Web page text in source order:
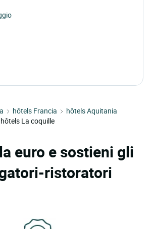
hôtels Francia
hôtels Aquitania
hôtels La coquille
euro e sostieni gli
ristoratori